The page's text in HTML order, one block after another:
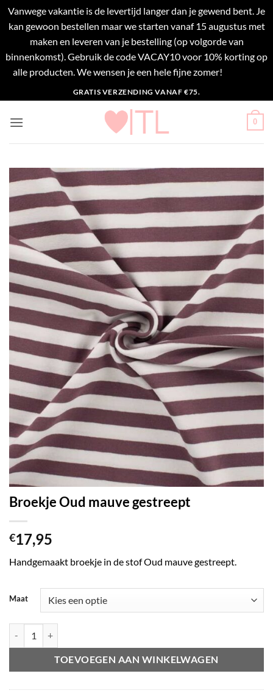
Vanwege vakantie is de levertijd langer dan je gewend bent. Je
kan gewoon bestellen maar we starten vanaf 15 augustus met
maken en leveren van je bestelling (op volgorde van
binnenkomst). Gebruik de code VACAY10 voor 10% korting op
alle producten. We wensen je een hele fijne zomer!
naar
inhoud
GRATIS VERZENDING VANAF €75.
0
Broekje Oud mauve gestreept
€17,95
Handgemaakt broekje in de stof Oud mauve gestreept.
Maat
TOEVOEGEN AAN WINKELWAGEN